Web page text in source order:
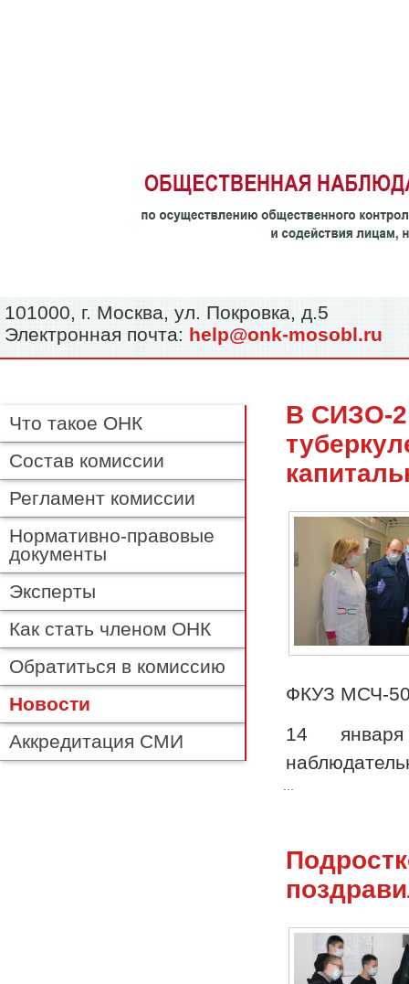
101000, г. Москва, ул. Покровка, д.5
Электронная почта: help@onk-mosobl.ru
В СИЗО-2
ФКУЗ МСЧ-
14
Что такое ОНК
Состав комиссии
Регламент комиссии
Нормативно-правовые
документы
Эксперты
Как стать членом ОНК
Обратиться в комиссию
Новости
Аккредитация СМИ